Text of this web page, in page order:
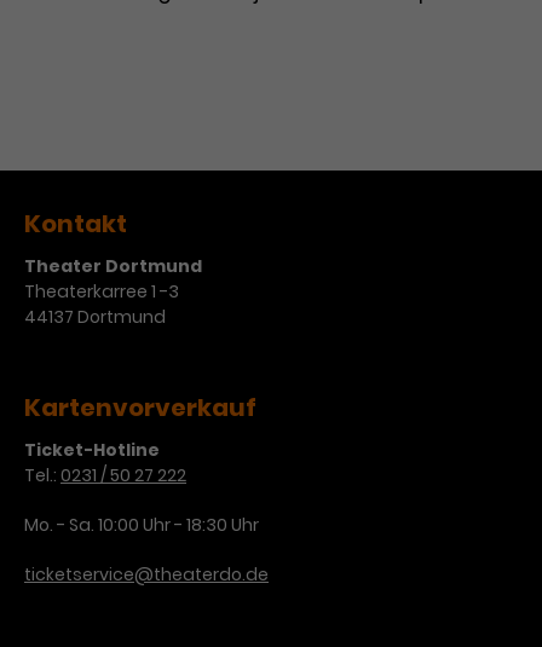
Kontakt
Theater Dortmund
Theaterkarree 1 -3
44137 Dortmund
Kartenvorverkauf
Ticket-Hotline
Tel.: 0231 / 50 27 222
Mo. - Sa. 10:00 Uhr - 18:30 Uhr
ticketservice@theaterdo.de